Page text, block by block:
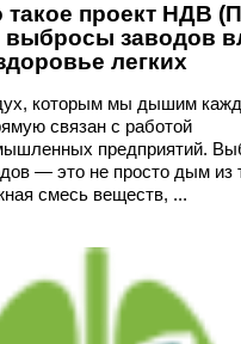
такое проект НДВ
выбросы заводов
легких
которым мы дышим
связан с работой
предприятий.
— это не просто дым из
смесь веществ, ...